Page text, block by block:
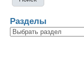
Разделы